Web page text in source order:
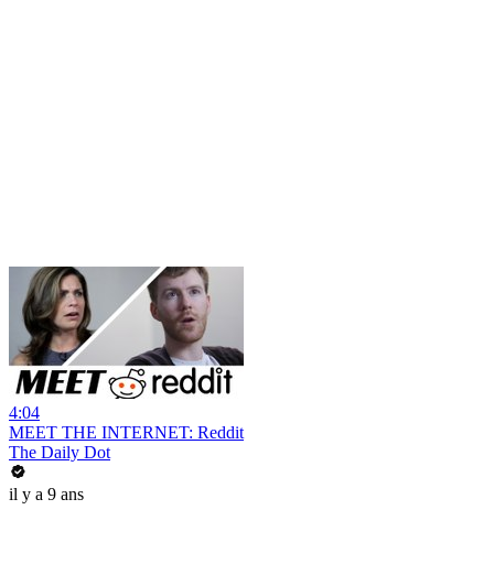
4:04
MEET THE INTERNET: Reddit
The Daily Dot
il y a 9 ans